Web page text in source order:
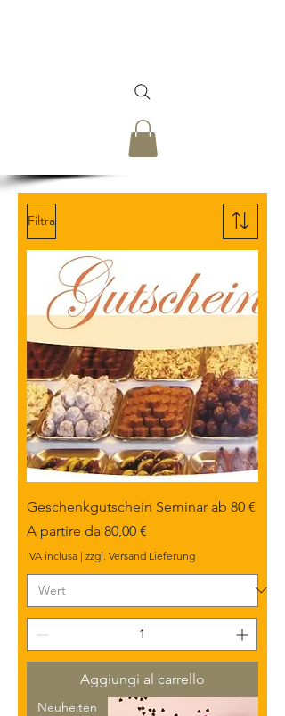
Filtra
Geschenkgutschein Seminar ab 80 €
A partire da 80,00 €
Prezzo scontato
IVA inclusa | zzgl. Versand Lieferung
Aggiungi al carrello
Neuheiten